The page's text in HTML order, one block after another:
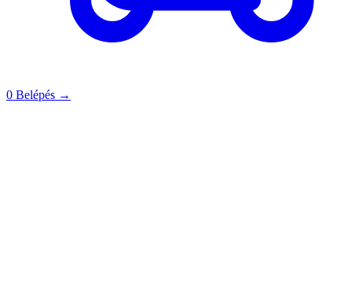
0 Belépés →